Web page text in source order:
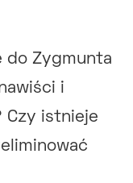
do Zygmunta
i
Czy istnieje